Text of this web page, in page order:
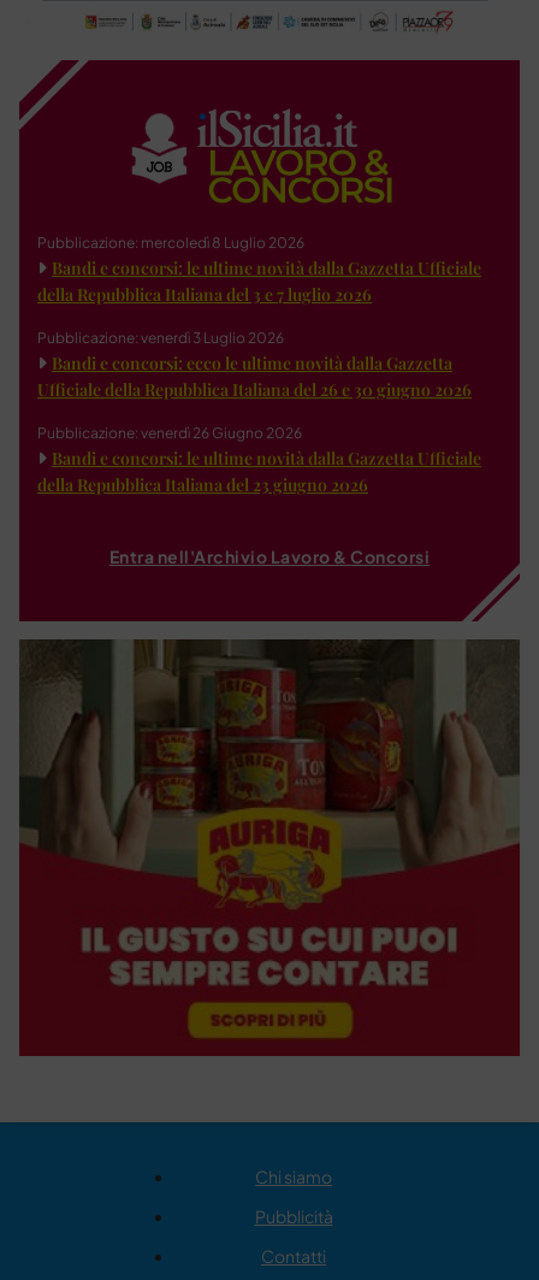
Pubblicazione: mercoledì 8 Luglio 2026
Bandi e concorsi: le ultime novità dalla Gazzetta Ufficiale
della Repubblica Italiana del 3 e 7 luglio 2026
Pubblicazione: venerdì 3 Luglio 2026
Bandi e concorsi: ecco le ultime novità dalla Gazzetta
Ufficiale della Repubblica Italiana del 26 e 30 giugno 2026
Pubblicazione: venerdì 26 Giugno 2026
Bandi e concorsi: le ultime novità dalla Gazzetta Ufficiale
della Repubblica Italiana del 23 giugno 2026
Entra nell'Archivio Lavoro & Concorsi
Chi siamo
Pubblicità
Contatti